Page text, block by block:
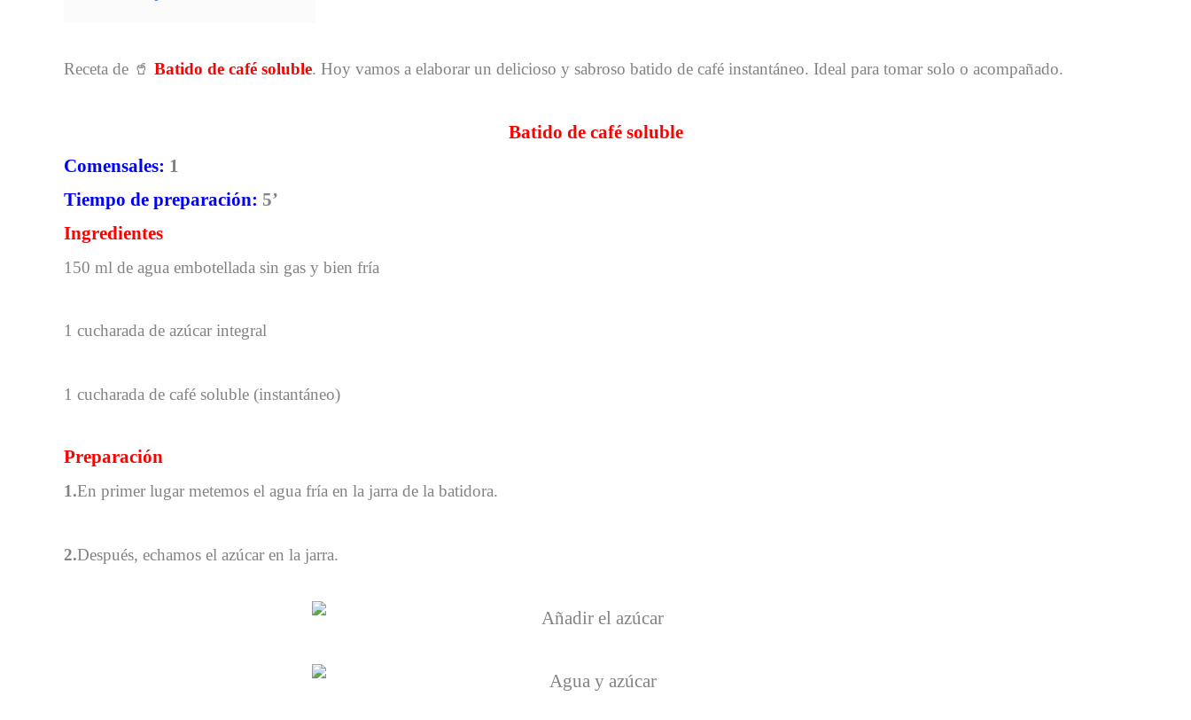
Receta de 🥤 Batido de café soluble. Hoy vamos a elaborar un delicioso y sabroso batido de café instantáneo. Ideal para tomar solo o acompañado.
Batido de café soluble
Comensales: 1
Tiempo de preparación: 5’
Ingredientes
150 ml de agua embotellada sin gas y bien fría
1 cucharada de azúcar integral
1 cucharada de café soluble (instantáneo)
Preparación
1.En primer lugar metemos el agua fría en la jarra de la batidora.
2.Después, echamos el azúcar en la jarra.